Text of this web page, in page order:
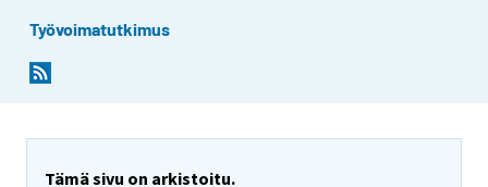
Työvoimatutkimus
Tämä sivu on arkistoitu.